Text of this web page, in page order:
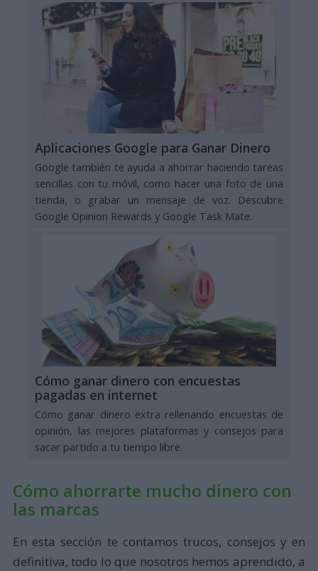
Aplicaciones Google para Ganar Dinero
Google también te ayuda a ahorrar haciendo tareas
sencillas con tu móvil, como hacer una foto de una
tienda, o grabar un mensaje de voz. Descubre
Google Opinion Rewards y Google Task Mate.
Cómo ganar dinero con encuestas
pagadas en internet
Cómo ganar dinero extra rellenando encuestas de
opinión, las mejores plataformas y consejos para
sacar partido a tu tiempo libre.
Cómo ahorrarte mucho dinero con
las marcas
En esta sección te contamos trucos, consejos y en
definitiva, todo lo que nosotros hemos aprendido, a